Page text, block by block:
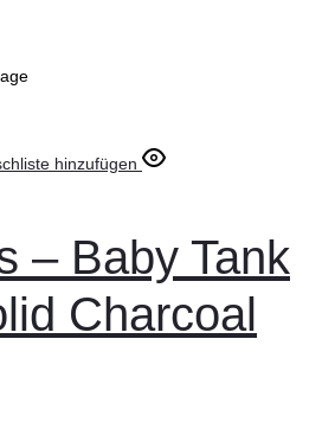
hinzufügen
– Baby Tank
Charcoal